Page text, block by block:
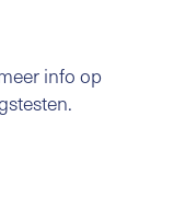
info op